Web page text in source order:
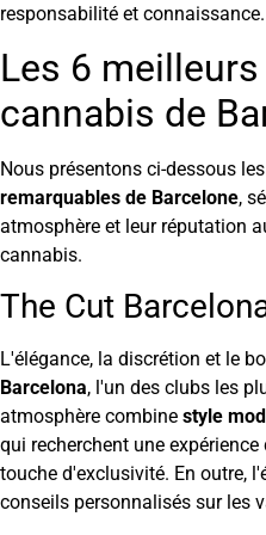
responsabilité et connaissance.
Les 6
cannabis de
Nous présentons ci-dessous les
remarquables de Barcelone,
atmosphère et leur réputation
cannabis.
The Cut
L'élégance, la discrétion et le
Barcelona, l'un des clubs les
atmosphère combine style
qui recherchent une
touche d'exclusivité. En outre,
conseils personnalisés sur les